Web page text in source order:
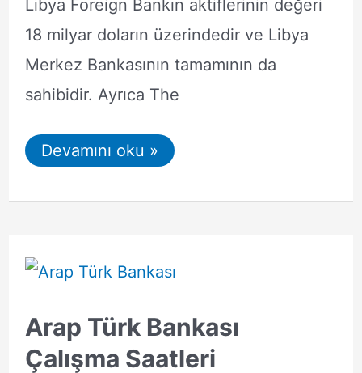
Libya Foreign Bankın aktiflerinin değeri
18 milyar doların üzerindedir ve Libya
Merkez Bankasının tamamının da
sahibidir. Ayrıca The
Arap
Türk
EFT
Devamını oku »
Arap Türk Bankası
Çalışma Saatleri